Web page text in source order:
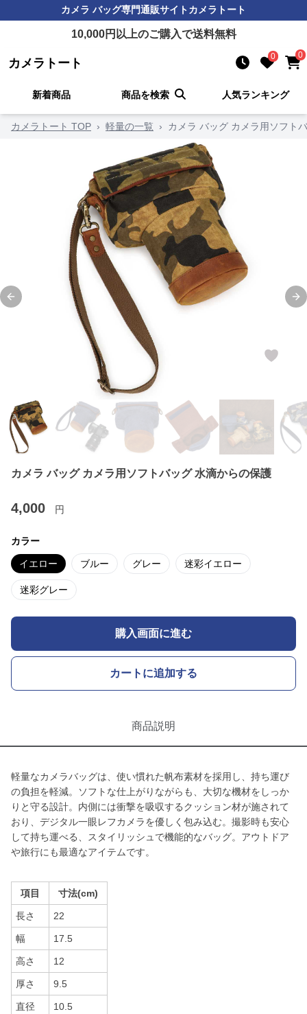
カメラ バッグ専門通販サイトカメラトート
10,000円以上のご購入で送料無料
カメラトート 0 0
新着商品 商品を検索 人気ランキング
カメラトート TOP › 軽量の一覧 › カメラ バッグ カメラ用ソフト
Previous slide
カメラ バッグ カメラ用ソフトバッグ 水滴からの保護
4,000 円
カラー
イエロー ブルー グレー 迷彩イエロー
迷彩グレー
購入画面に進む
カートに追加する
商品説明
軽量なカメラバッグは、使い慣れた帆布素材を採用し、持ち運び
の負担を軽減。ソフトな仕上がりながらも、大切な機材をしっか
りと守る設計。内側には衝撃を吸収するクッション材が施されて
おり、デジタル一眼レフカメラを優しく包み込む。撮影時も安心
して持ち運べる、スタイリッシュで機能的なバッグ。アウトドア
や旅行にも最適なアイテムです。
項目 寸法(cm)
長さ 22
幅 17.5
高さ 12
厚さ 9.5
直径 10.5